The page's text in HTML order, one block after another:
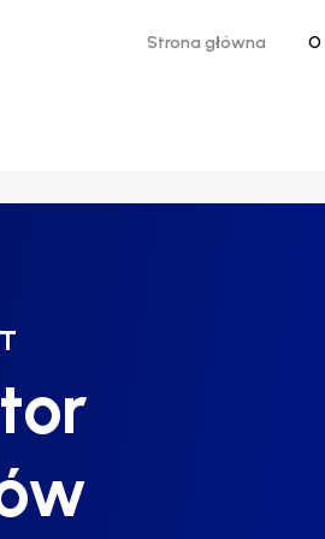
Strona główna O